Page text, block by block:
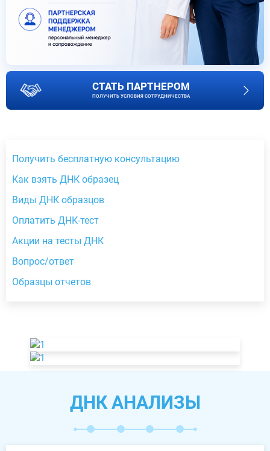
СТАТЬ ПАРТНЕРОМ
ПОЛУЧИТЬ УСЛОВИЯ СОТРУДНИЧЕСТВА
Получить бесплатную консультацию
Как взять ДНК образец
Виды ДНК образцов
Оплатить ДНК-тест
Акции на тесты ДНК
Вопрос/ответ
Образцы отчетов
ДНК АНАЛИЗЫ